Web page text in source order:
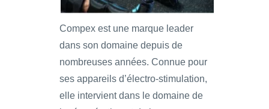
Compex est une marque leader
dans son domaine depuis de
nombreuses années. Connue pour
ses appareils d’électro-stimulation,
elle intervient dans le domaine de